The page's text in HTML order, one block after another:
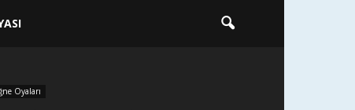
Oyaları